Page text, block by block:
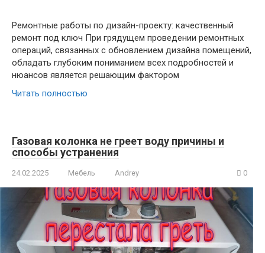
Ремонтные работы по дизайн-проекту: качественный
ремонт под ключ При грядущем проведении ремонтных
операций, связанных с обновлением дизайна помещений,
обладать глубоким пониманием всех подробностей и
нюансов является решающим фактором
Читать полностью
Газовая колонка не греет воду причины и
способы устранения
24.02.2025 Мебель Andrey 0